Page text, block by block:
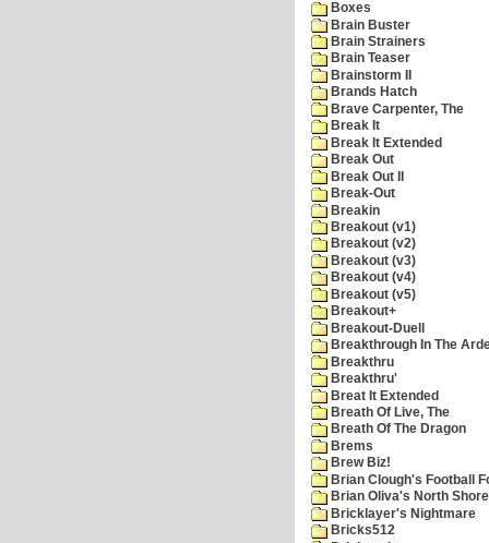
Boxes
Brain Buster
Brain Strainers
Brain Teaser
Brainstorm II
Brands Hatch
Brave Carpenter, The
Break It
Break It Extended
Break Out
Break Out II
Break-Out
Breakin
Breakout (v1)
Breakout (v2)
Breakout (v3)
Breakout (v4)
Breakout (v5)
Breakout+
Breakout-Duell
Breakthrough In The
Breakthru
Breakthru'
Breat It Extended
Breath Of Live, The
Breath Of The Dragon
Brems
Brew Biz!
Brian Clough's Football
Brian Oliva's North
Bricklayer's Nightmare
Bricks512